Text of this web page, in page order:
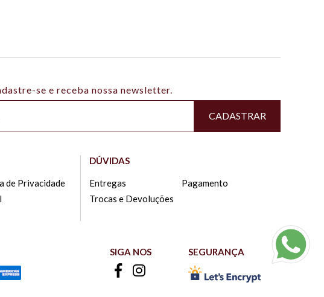
se e receba nossa newsletter.
CADASTRAR
de Privacidade
DÚVIDAS
Entregas
Pagamento
Trocas e Devoluções
SIGA NOS SEGURANÇA